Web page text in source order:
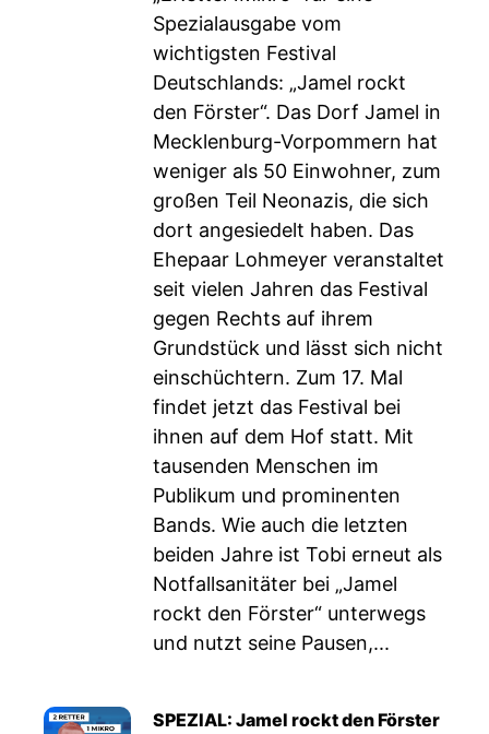
Spezialausgabe vom
wichtigsten Festival
Deutschlands: „Jamel rockt
den Förster“. Das Dorf Jamel in
Mecklenburg-Vorpommern hat
weniger als 50 Einwohner, zum
großen Teil Neonazis, die sich
dort angesiedelt haben. Das
Ehepaar Lohmeyer veranstaltet
seit vielen Jahren das Festival
gegen Rechts auf ihrem
Grundstück und lässt sich nicht
einschüchtern. Zum 17. Mal
findet jetzt das Festival bei
ihnen auf dem Hof statt. Mit
tausenden Menschen im
Publikum und prominenten
Bands. Wie auch die letzten
beiden Jahre ist Tobi erneut als
Notfallsanitäter bei „Jamel
rockt den Förster“ unterwegs
und nutzt seine Pausen,...
SPEZIAL: Jamel rockt den Förster